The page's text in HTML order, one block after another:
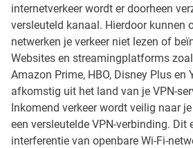
internetverkeer wordt er doorheen
versleuteld kanaal. Hierdoor kunnen
netwerken je verkeer niet lezen of
Websites en streamingplatforms
Amazon Prime, HBO, Disney Plus en
afkomstig uit het land van je VPN-
Inkomend verkeer wordt veilig naar
een versleutelde VPN-verbinding. Dit
interferentie van openbare Wi-Fi-